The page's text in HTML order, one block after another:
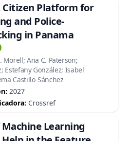
Citizen Platform for
and Police-
in Panama
Morell; Ana C. Paterson;
Estefany González; Isabel
Castillo-Sánchez
2027
Crossref
Learning